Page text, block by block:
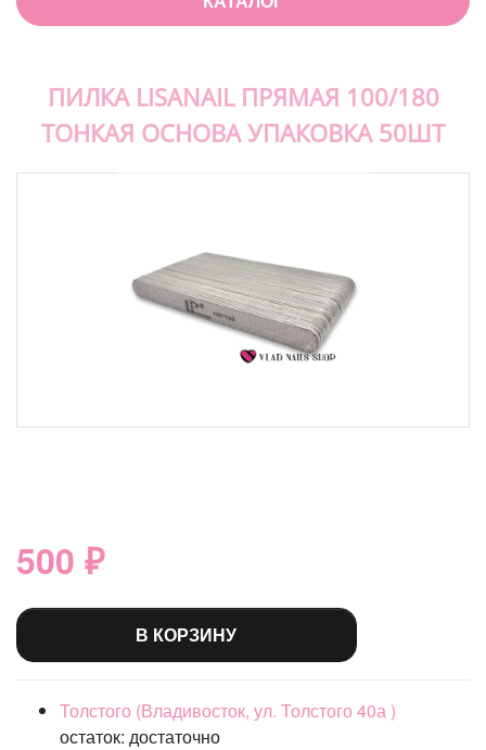
ПИЛКА LISANAIL ПРЯМАЯ 100/180
ТОНКАЯ ОСНОВА УПАКОВКА 50ШТ
500 ₽
В КОРЗИНУ
Толстого (Владивосток, ул. Толстого 40а )
остаток: достаточно